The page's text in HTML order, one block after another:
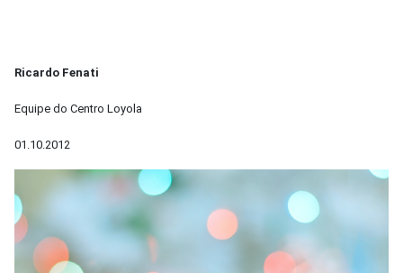
Ricardo Fenati
Equipe do Centro Loyola
01.10.2012